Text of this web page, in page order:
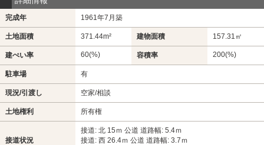
完成年 1961年7月築
土地面積 371.44m² 建物面積 157.31㎡
建ぺい率 60(%) 容積率 200(%)
駐車場 有
現況/引渡し 空家/相談
土地権利 所有権
接道状況
接道: 北 15ｍ 公道 道路幅: 5.4ｍ
接道: 西 26.4ｍ 公道 道路幅: 3.7ｍ